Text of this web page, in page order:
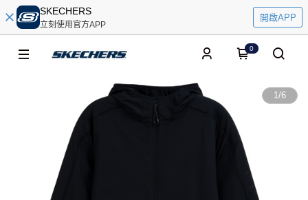
SKECHERS
立刻使用官方APP
開啟APP
0
1/6